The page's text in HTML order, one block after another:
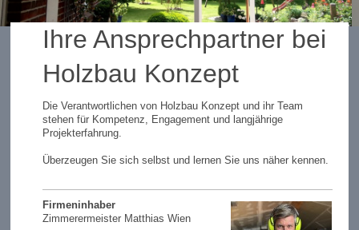
Ihre Ansprechpartner bei
Holzbau Konzept
Die Verantwortlichen von Holzbau Konzept und ihr Team
stehen für Kompetenz, Engagement und langjährige
Projekterfahrung.
Überzeugen Sie sich selbst und lernen Sie uns näher kennen.
Firmeninhaber
Zimmerermeister Matthias Wien